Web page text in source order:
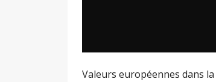
Valeurs européennes dans